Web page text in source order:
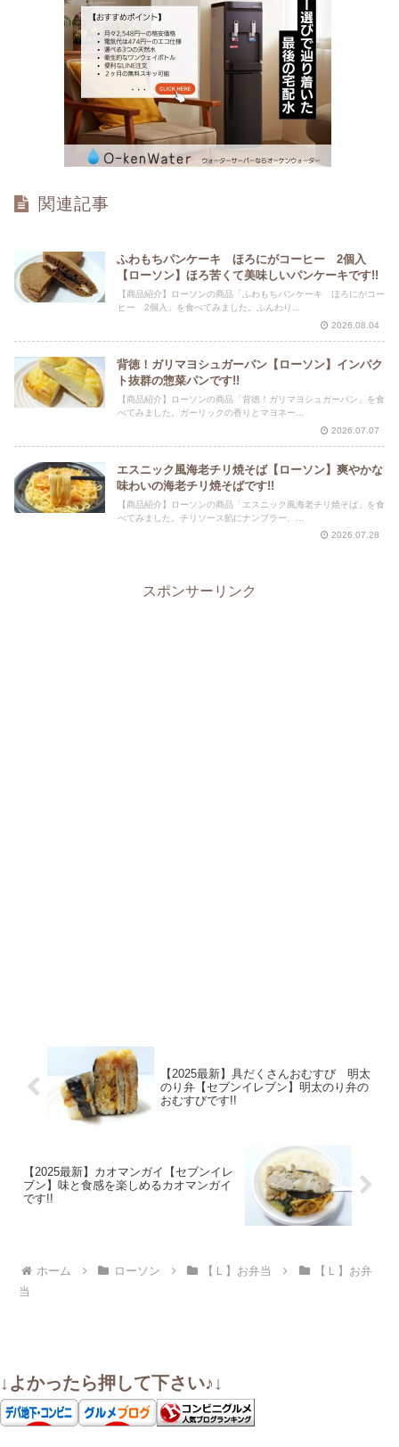
関連記事
ふわもちパンケーキ ほろにがコーヒー 2個入
【ローソン】ほろ苦くて美味しいパンケーキです!!
【商品紹介】ローソンの商品「ふわもちパンケーキ ほろにがコー
ヒー 2個入」を食べてみました。ふんわり...
2026.08.04
背徳！ガリマヨシュガーパン【ローソン】インパク
ト抜群の惣菜パンです!!
【商品紹介】ローソンの商品「背徳！ガリマヨシュガーパン」を食
べてみました。ガーリックの香りとマヨネー...
2026.07.07
エスニック風海老チリ焼そば【ローソン】爽やかな
味わいの海老チリ焼そばです!!
【商品紹介】ローソンの商品「エスニック風海老チリ焼そば」を食
べてみました。チリソース餡にナンプラー、...
2026.07.28
スポンサーリンク
【2025最新】具だくさんおむすび 明太
のり弁【セブンイレブン】明太のり弁の
おむすびです!!
【2025最新】カオマンガイ【セブンイレ
ブン】味と食感を楽しめるカオマンガイ
です!!
ホーム ローソン 【Ｌ】お弁当
【Ｌ】お弁
当
↓よかったら押して下さい♪↓